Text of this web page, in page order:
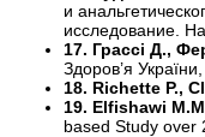
и
исследование.
17. Грассі Д.,
Здоров’я
18. Richette P.,
19. Elfishawi
based Study over